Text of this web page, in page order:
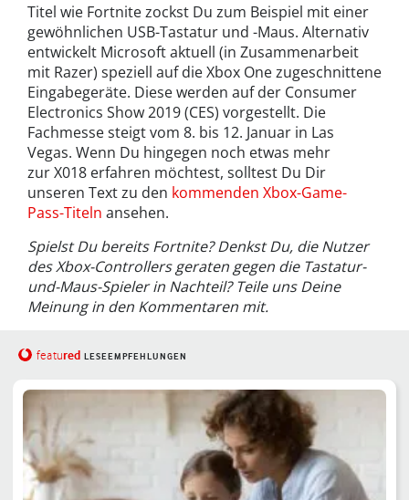
Titel wie Fortnite zockst Du zum Beispiel mit einer
gewöhnlichen USB-Tastatur und -Maus. Alternativ
entwickelt Microsoft aktuell (in Zusammenarbeit
mit Razer) speziell auf die Xbox One zugeschnittene
Eingabegeräte. Diese werden auf der Consumer
Electronics Show 2019 (CES) vorgestellt. Die
Fachmesse steigt vom 8. bis 12. Januar in Las
Vegas. Wenn Du hingegen noch etwas mehr
zur X018 erfahren möchtest, solltest Du Dir
unseren Text zu den kommenden Xbox-Game-
Pass-Titeln ansehen.
Spielst Du bereits Fortnite? Denkst Du, die Nutzer
des Xbox-Controllers geraten gegen die Tastatur-
und-Maus-Spieler in Nachteil? Teile uns Deine
Meinung in den Kommentaren mit.
featured LESEEMPFEHLUNGEN